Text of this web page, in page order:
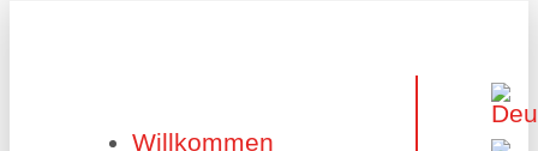
Willkommen